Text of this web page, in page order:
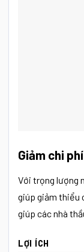
Giảm chi
Với trọng lượng
giúp giảm thiểu
giúp các nhà
LỢI ÍCH